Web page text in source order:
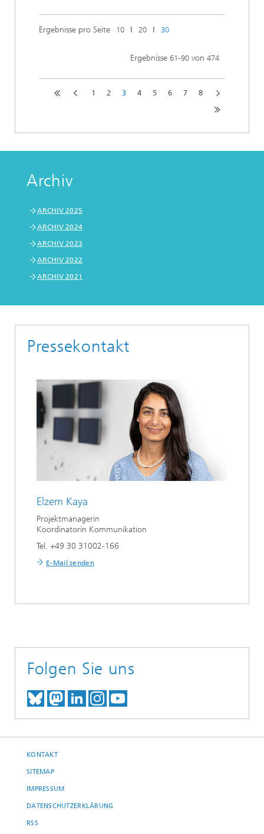
Ergebnisse pro Seite 10 ǀ 20 ǀ 30
Ergebnisse 61-90 von 474
1 2 3 4 5 6 7 8
Archiv
ARCHIV 2025
ARCHIV 2024
ARCHIV 2023
ARCHIV 2022
ARCHIV 2021
Pressekontakt
Elzem Kaya
Projektmanagerin
Koordinatorin Kommunikation
Tel. +49 30 31002-166
E-Mail senden
Folgen Sie uns
TREFFEN SIE UNS AUF BLUESKY
TREFFEN SIE UNS AUF
TREFFEN SIE UNS BEI
BESUCHEN SIE UNSER
UNSER VIDEO-
KONTAKT
SITEMAP
IMPRESSUM
DATENSCHUTZERKLÄRUNG
RSS